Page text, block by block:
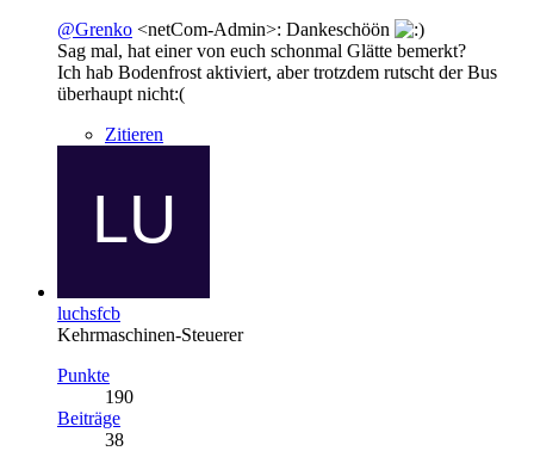
@Grenko <netCom-Admin>: Dankeschöön
Sag mal, hat einer von euch schonmal Glätte bemerkt?
Ich hab Bodenfrost aktiviert, aber trotzdem rutscht der Bus
überhaupt nicht:(
Zitieren
luchsfcb
Kehrmaschinen-Steuerer
Punkte
190
Beiträge
38